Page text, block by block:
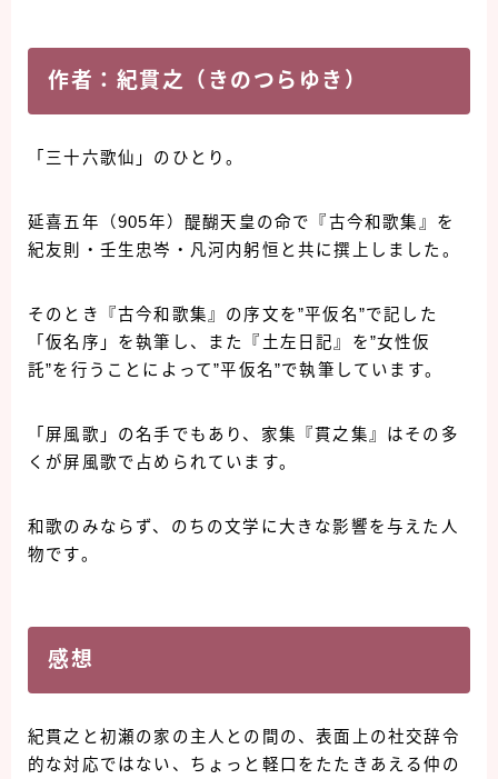
作者：紀貫之（きのつらゆき）
「三十六歌仙」のひとり。
延喜五年（905年）醍醐天皇の命で『古今和歌集』を
紀友則・壬生忠岑・凡河内躬恒と共に撰上しました。
そのとき『古今和歌集』の序文を”平仮名”で記した
「仮名序」を執筆し、また『土左日記』を”女性仮
託”を行うことによって”平仮名”で執筆しています。
「屏風歌」の名手でもあり、家集『貫之集』はその多
くが屏風歌で占められています。
和歌のみならず、のちの文学に大きな影響を与えた人
物です。
感想
紀貫之と初瀬の家の主人との間の、表面上の社交辞令
的な対応ではない、ちょっと軽口をたたきあえる仲の